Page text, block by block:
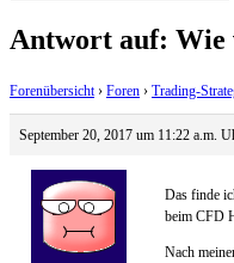
Antwort auf: Wie
Forenübersicht › Foren › Trading-
September 20, 2017 um 11:22 a.m.
Das finde
beim CFD
Nach